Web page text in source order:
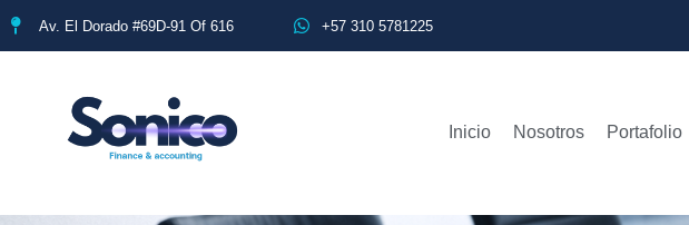
Av. El Dorado #69D-91 Of 616 +57 310 5781225
Inicio Nosotros Portafolio